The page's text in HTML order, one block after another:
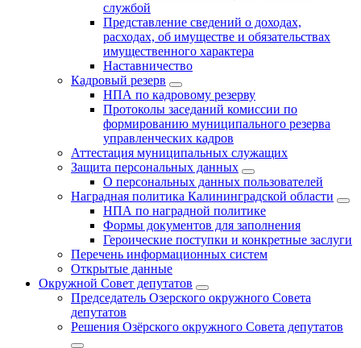
службой
Представление сведений о доходах,
расходах, об имуществе и обязательствах
имущественного характера
Наставничество
Кадровый резерв
НПА по кадровому резерву
Протоколы заседаний комиссии по
формированию муниципального резерва
управленческих кадров
Аттестация муниципальных служащих
Защита персональных данных
О персональных данных пользователей
Наградная политика Калининградской области
НПА по наградной политике
Формы документов для заполнения
Героические поступки и конкретные заслуги
Перечень информационных систем
Открытые данные
Окружной Совет депутатов
Председатель Озерского окружного Совета
депутатов
Решения Озёрского окружного Совета депутатов